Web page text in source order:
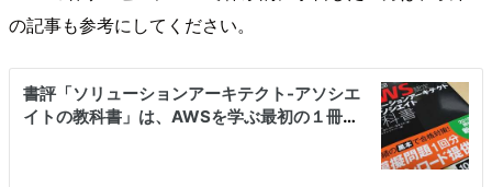
の記事も参考にしてください。